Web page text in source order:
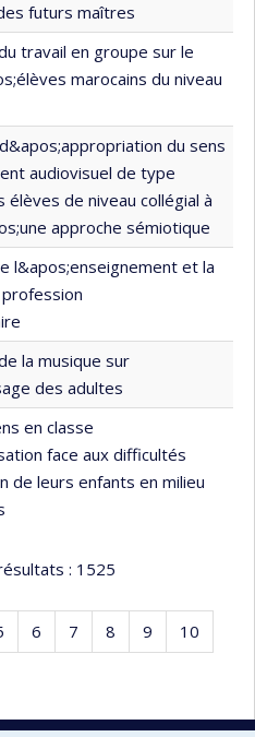
futurs maîtres
travail en groupe sur le
marocains du niveau
du sens
audiovisuel de type
élèves de niveau collégial à
approche sémiotique
l&apos;enseignement et la
la musique sur
des adultes
en classe
face aux difficultés
de leurs enfants en milieu
: 1525
Page
6 Page
7 Page
8 Page
9 Page
10